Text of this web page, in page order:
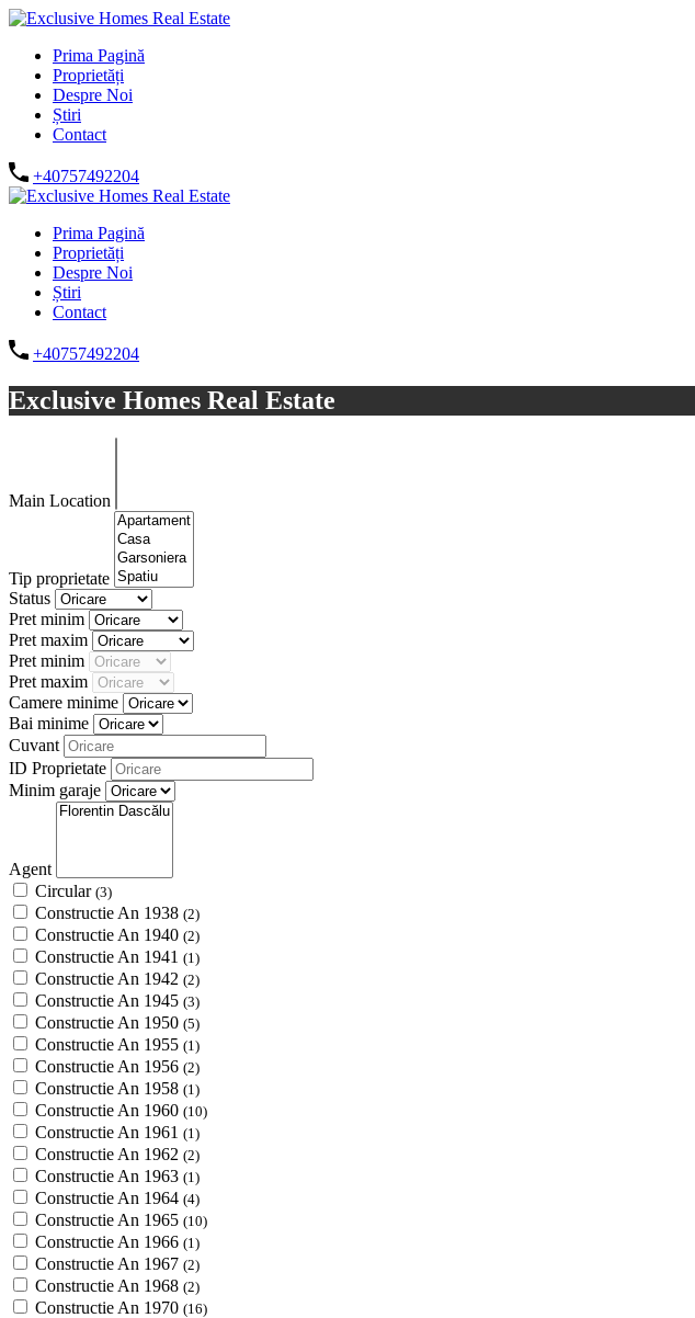
Prima Pagină
Proprietăți
Despre Noi
Știri
Contact
+40757492204
Prima Pagină
Proprietăți
Despre Noi
Știri
Contact
+40757492204
Exclusive Homes Real Estate
Main Location
Tip proprietate
Status
Pret minim
Pret maxim
Pret minim
Pret maxim
Camere minime
Bai minime
Cuvant
ID Proprietate
Minim garaje
Agent
Circular (3)
Constructie An 1938 (2)
Constructie An 1940 (2)
Constructie An 1941 (1)
Constructie An 1942 (2)
Constructie An 1945 (3)
Constructie An 1950 (5)
Constructie An 1955 (1)
Constructie An 1956 (2)
Constructie An 1958 (1)
Constructie An 1960 (10)
Constructie An 1961 (1)
Constructie An 1962 (2)
Constructie An 1963 (1)
Constructie An 1964 (4)
Constructie An 1965 (10)
Constructie An 1966 (1)
Constructie An 1967 (2)
Constructie An 1968 (2)
Constructie An 1970 (16)